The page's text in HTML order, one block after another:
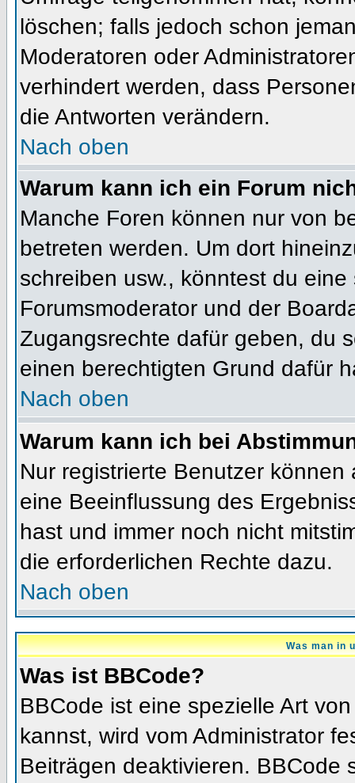
löschen; falls jedoch schon
Moderatoren oder
verhindert werden, dass
die Antworten verändern.
Nach oben
Warum kann ich ein Forum
Manche Foren können nur von
betreten werden. Um dort
schreiben usw., könntest du
Forumsmoderator und der
Zugangsrechte dafür geben, du
einen berechtigten Grund dafür
Nach oben
Warum kann ich bei
Nur registrierte Benutzer
eine Beeinflussung des
hast und immer noch nicht
die erforderlichen Rechte dazu.
Nach oben
Was man in
Was ist BBCode?
BBCode ist eine spezielle Art
kannst, wird vom Administrator
Beiträgen deaktivieren. BBCode